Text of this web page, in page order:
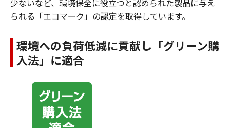
少ないなど、環境保全に役立つと認められた製品に与え
られる「エコマーク」の認定を取得しています。
環境への負荷低減に貢献し「グリーン購
入法」に適合